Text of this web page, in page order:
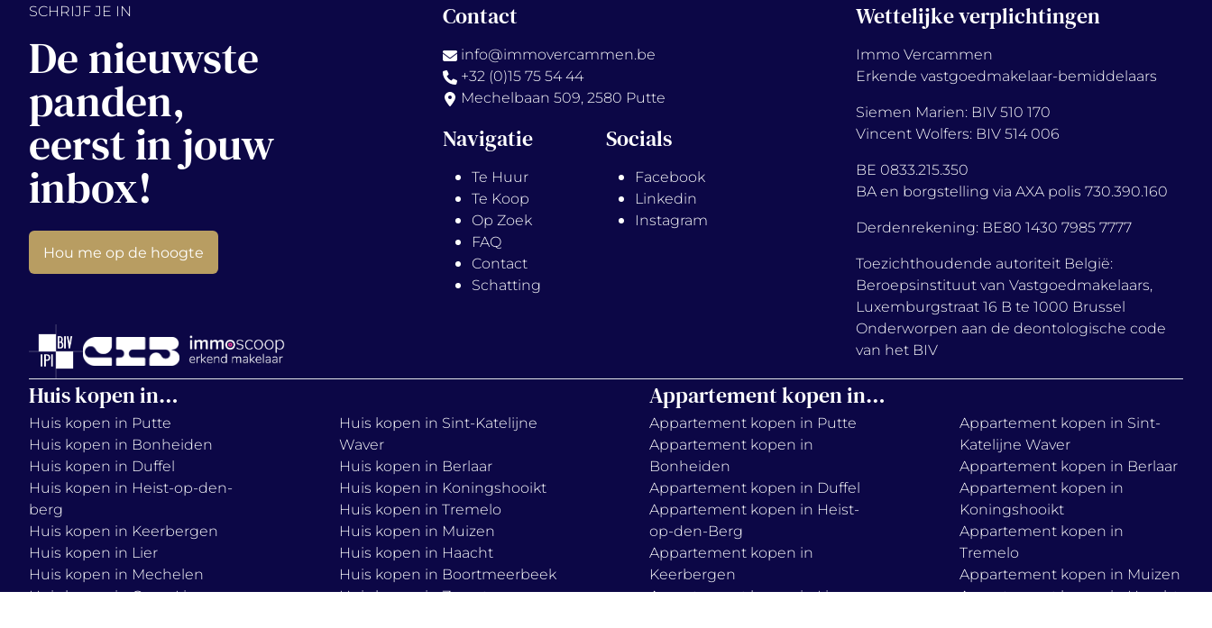
SCHRIJF JE IN
De nieuwste
panden,
eerst in jouw
inbox!
Hou me op de hoogte
Contact
info@immovercammen.be
+32 (0)15 75 54 44
Mechelbaan 509, 2580 Putte
Navigatie
Te Huur
Te Koop
Op Zoek
FAQ
Contact
Schatting
Socials
Facebook
Linkedin
Instagram
Wettelijke verplichtingen
Immo Vercammen
Erkende vastgoedmakelaar-bemiddelaars
Siemen Marien: BIV 510 170
Vincent Wolfers: BIV 514 006
BE 0833.215.350
BA en borgstelling via AXA polis 730.390.160
Derdenrekening: BE80 1430 7985 7777
Toezichthoudende autoriteit België:
Beroepsinstituut van Vastgoedmakelaars,
Luxemburgstraat 16 B te 1000 Brussel
Onderworpen aan de deontologische code
van het BIV
Huis kopen in… Appartement kopen in…
Huis kopen in Putte
Huis kopen in Bonheiden
Huis kopen in Duffel
Huis kopen in Heist-op-den-
berg
Huis kopen in Keerbergen
Huis kopen in Lier
Huis kopen in Mechelen
Huis kopen in Onze-Lieve-
Huis kopen in Sint-Katelijne
Waver
Huis kopen in Berlaar
Huis kopen in Koningshooikt
Huis kopen in Tremelo
Huis kopen in Muizen
Huis kopen in Haacht
Huis kopen in Boortmeerbeek
Huis kopen in Zemst
Appartement kopen in Putte
Appartement kopen in
Bonheiden
Appartement kopen in Duffel
Appartement kopen in Heist-
op-den-Berg
Appartement kopen in
Keerbergen
Appartement kopen in Lier
Appartement kopen in Sint-
Katelijne Waver
Appartement kopen in Berlaar
Appartement kopen in
Koningshooikt
Appartement kopen in
Tremelo
Appartement kopen in Muizen
Appartement kopen in Haacht